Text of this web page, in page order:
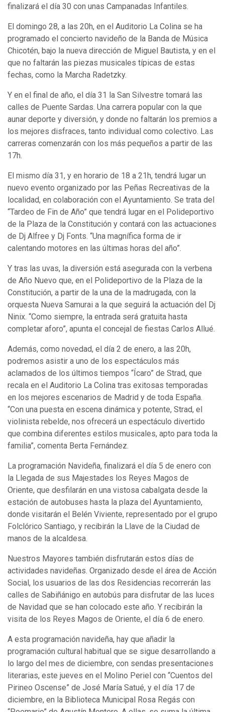
finalizará el día 30 con unas Campanadas Infantiles.
El domingo 28, a las 20h, en el Auditorio La Colina se ha
programado el concierto navideño de la Banda de Música
Chicotén, bajo la nueva dirección de Miguel Bautista, y en el
que no faltarán las piezas musicales típicas de estas
fechas, como la Marcha Radetzky.
Y en el final de año, el día 31 la San Silvestre tomará las
calles de Puente Sardas. Una carrera popular con la que
aunar deporte y diversión, y donde no faltarán los premios a
los mejores disfraces, tanto individual como colectivo. Las
carreras comenzarán con los más pequeños a partir de las
17h.
El mismo día 31, y en horario de 18 a 21h, tendrá lugar un
nuevo evento organizado por las Peñas Recreativas de la
localidad, en colaboración con el Ayuntamiento. Se trata del
“Tardeo de Fin de Año” que tendrá lugar en el Polideportivo
de la Plaza de la Constitución y contará con las actuaciones
de Dj Alfree y Dj Fonts. “Una magnífica forma de ir
calentando motores en las últimas horas del año”.
Y tras las uvas, la diversión está asegurada con la verbena
de Año Nuevo que, en el Polideportivo de la Plaza de la
Constitución, a partir de la una de la madrugada, con la
orquesta Nueva Samurai a la que seguirá la actuación del Dj
Ninix. “Como siempre, la entrada será gratuita hasta
completar aforo”, apunta el concejal de fiestas Carlos Allué.
Además, como novedad, el día 2 de enero, a las 20h,
podremos asistir a uno de los espectáculos más
aclamados de los últimos tiempos “Ícaro” de Strad, que
recala en el Auditorio La Colina tras exitosas temporadas
en los mejores escenarios de Madrid y de toda España.
“Con una puesta en escena dinámica y potente, Strad, el
violinista rebelde, nos ofrecerá un espectáculo divertido
que combina diferentes estilos musicales, apto para toda la
familia”, comenta Berta Fernández.
La programación Navideña, finalizará el día 5 de enero con
la Llegada de sus Majestades los Reyes Magos de
Oriente, que desfilarán en una vistosa cabalgata desde la
estación de autobuses hasta la plaza del Ayuntamiento,
donde visitarán el Belén Viviente, representado por el grupo
Folclórico Santiago, y recibirán la Llave de la Ciudad de
manos de la alcaldesa.
Nuestros Mayores también disfrutarán estos días de
actividades navideñas. Organizado desde el área de Acción
Social, los usuarios de las dos Residencias recorrerán las
calles de Sabiñánigo en autobús para disfrutar de las luces
de Navidad que se han colocado este año. Y recibirán la
visita de los Reyes Magos de Oriente, el día 6 de enero.
A esta programación navideña, hay que añadir la
programación cultural habitual que se sigue desarrollando a
lo largo del mes de diciembre, con sendas presentaciones
literarias, este jueves en el Molino Periel con “Cuentos del
Pirineo Oscense” de José María Satué, y el día 17 de
diciembre, en la Biblioteca Municipal Rosa Regás con